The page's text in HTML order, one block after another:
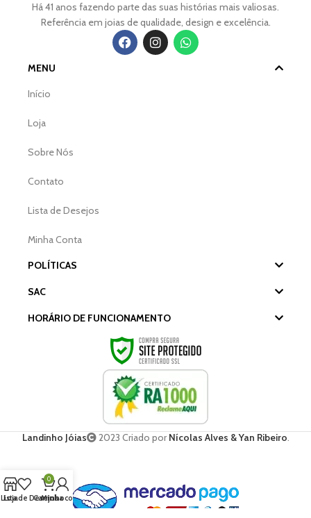
Há 41 anos fazendo parte das suas histórias mais valiosas.
Referência em joias de qualidade, design e excelência.
MENU
Início
Loja
Sobre Nós
Contato
Lista de Desejos
Minha Conta
POLÍTICAS
SAC
HORÁRIO DE FUNCIONAMENTO
Landinho Jóias 2023 Criado porNícolas Alves & Yan Ribeiro.
Loja
Lista de Desejos
0
Carrinho
Minha conta